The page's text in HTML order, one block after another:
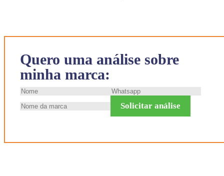
Quero uma análise sobre
minha marca:
Solicitar análise